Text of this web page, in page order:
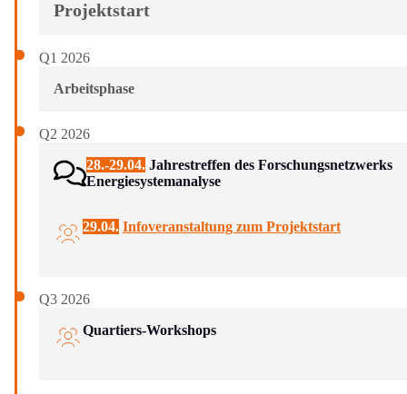
Projektstart
Q1 2026
Arbeitsphase
Q2 2026
28.-29.04. Jahrestreffen des Forschungsnetzwerks
Energiesystemanalyse
29.04. Infoveranstaltung zum Projektstart
Q3 2026
Quartiers-Workshops